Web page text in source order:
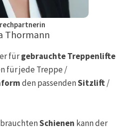
Thormann
fürgebrauchte Treppenlifte
für jede Treppe /
den passendenSitzlift/
Schienen kann der